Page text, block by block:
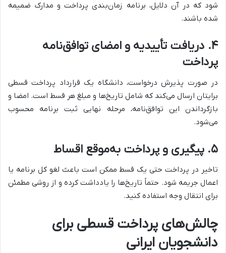
شود که در آن دلایل، برنامه زمان‌بندی پرداخت و مدارک ضمیمه
شده باشند.
۴. دریافت تأییدیه و امضای توافق‌نامه
پرداخت
در صورت پذیرش درخواست، دانشگاه یک قرارداد پرداخت قسطی
برایتان ارسال می‌کند که شامل تاریخ‌ها و مبلغ هر قسط است. امضا و
بازگرداندن این توافق‌نامه، مرحله نهایی ثبت برنامه محسوب
می‌شود.
۵. پیگیری و پرداخت به‌موقع اقساط
تاخیر در پرداخت حتی یک قسط ممکن است باعث لغو کل برنامه یا
اعمال جریمه شود. حتماً تاریخ‌ها را یادداشت کرده و از روشی مطمئن
برای انتقال وجه استفاده کنید.
چالش‌های پرداخت قسطی برای
دانشجویان ایرانی